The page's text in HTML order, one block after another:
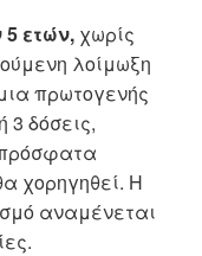
ετών, χωρίς
λοίμωξη
πρωτογενής
3 δόσεις,
χορηγηθεί. Η
αναμένεται